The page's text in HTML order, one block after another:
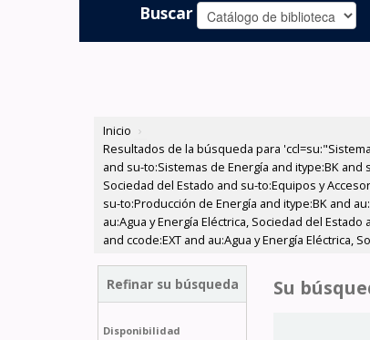
Buscar
Inicio ›
Resultados de la búsqueda para
and su-to:Sistemas de Energía and itype:BK and
Sociedad del Estado and su-to:Equipos y
su-to:Producción de Energía and itype:BK and
au:Agua y Energía Eléctrica, Sociedad del
and ccode:EXT and au:Agua y Energía Eléctrica,
Refinar su búsqueda
Disponibilidad
Su